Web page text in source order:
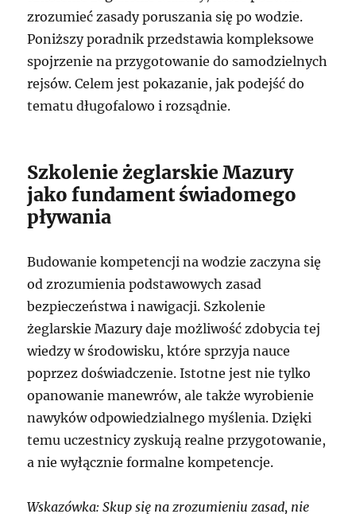
zrozumieć zasady poruszania się po wodzie.
Poniższy poradnik przedstawia kompleksowe
spojrzenie na przygotowanie do samodzielnych
rejsów. Celem jest pokazanie, jak podejść do
tematu długofalowo i rozsądnie.
Szkolenie żeglarskie Mazury
jako fundament świadomego
pływania
Budowanie kompetencji na wodzie zaczyna się
od zrozumienia podstawowych zasad
bezpieczeństwa i nawigacji. Szkolenie
żeglarskie Mazury daje możliwość zdobycia tej
wiedzy w środowisku, które sprzyja nauce
poprzez doświadczenie. Istotne jest nie tylko
opanowanie manewrów, ale także wyrobienie
nawyków odpowiedzialnego myślenia. Dzięki
temu uczestnicy zyskują realne przygotowanie,
a nie wyłącznie formalne kompetencje.
Wskazówka: Skup się na zrozumieniu zasad, nie